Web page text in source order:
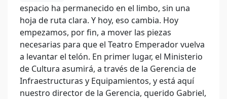
espacio ha permanecido en el limbo, sin una
hoja de ruta clara. Y hoy, eso cambia. Hoy
empezamos, por fin, a mover las piezas
necesarias para que el Teatro Emperador vuelva
a levantar el telón. En primer lugar, el Ministerio
de Cultura asumirá, a través de la Gerencia de
Infraestructuras y Equipamientos, y está aquí
nuestro director de la Gerencia, querido Gabriel,